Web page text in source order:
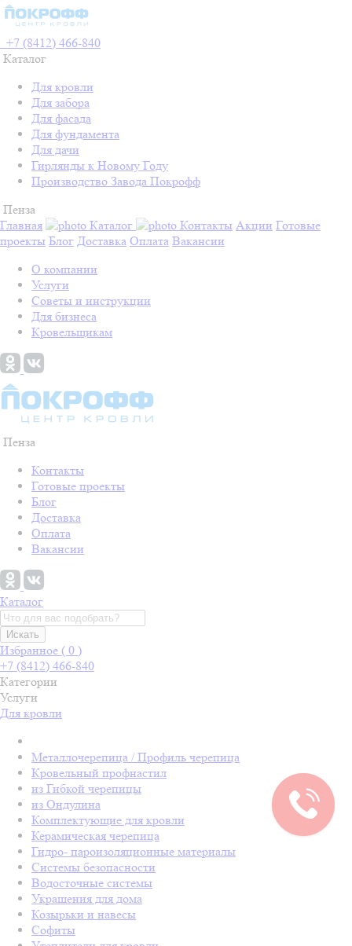
+7 (8412) 466-840
Каталог
Для кровли
Для забора
Для фасада
Для фундамента
Для дачи
Гирлянды к Новому Году
Производство Завода Покрофф
Пенза
Главная
Каталог Контакты Акции Готовые
проекты Блог Доставка Оплата Вакансии
О компании
Услуги
Советы и инструкции
Для бизнеса
Кровельщикам
Пенза
Контакты
Готовые проекты
Блог
Доставка
Оплата
Вакансии
Каталог
Искать
Избранное ( 0 )
+7 (8412) 466-840
Категории
Услуги
Для кровли
Металлочерепица / Профиль черепица
Кровельный профнастил
из Гибкой черепицы
из Ондулина
Комплектующие для кровли
Керамическая черепица
Гидро- пароизоляционные материалы
Системы безопасности
Водосточные системы
Украшения для дома
Козырьки и навесы
Софиты